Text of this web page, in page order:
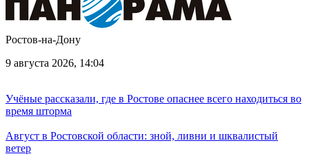
Ростов-на-Дону
9 августа 2026, 14:04
Учёные рассказали, где в Ростове опаснее всего находиться во
время шторма
Август в Ростовской области: зной, ливни и шквалистый
ветер